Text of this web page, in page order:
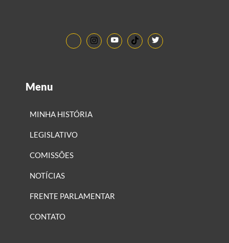
Menu
MINHA HISTÓRIA
LEGISLATIVO
COMISSÕES
NOTÍCIAS
FRENTE PARLAMENTAR
CONTATO